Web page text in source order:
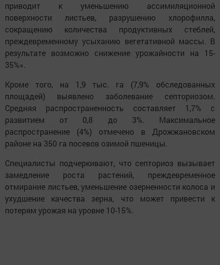
приводит к уменьшению ассимиляционной
поверхности листьев, разрушению хлорофилла,
сокращению количества продуктивных стеблей,
преждевременному усыханию вегетативной массы. В
результате возможно снижение урожайности на 15-
35%».
Кроме того, на 1,9 тыс. га (7,9% обследованных
площадей) выявлено заболевание септориозом.
Средняя распространенность составляет 1,7% с
развитием от 0,8 до 3%. Максимальное
распространение (4%) отмечено в Дрожжановском
районе на 350 га посевов озимой пшеницы.
Специалисты подчеркивают, что септориоз вызывает
замедление роста растений, преждевременное
отмирание листьев, уменьшение озерненности колоса и
ухудшение качества зерна, что может привести к
потерям урожая на уровне 10-15%.